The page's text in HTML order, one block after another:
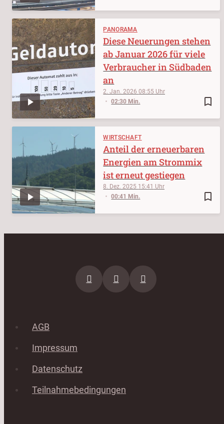
PANORAMA
bookmark_border
2. Jan. 202608:55
02:30 Min.
Diese Neuerungen stehen
ab Januar 2026 für viele
Verbraucher in Südbaden
an
WIRTSCHAFT
bookmark_border
8. Dez. 2025 15:41
00:41 Min.
Anteil der erneuerbaren
Energien am Strommix
ist erneut gestiegen
AGB
Impressum
Datenschutz
Teilnahmebedingungen